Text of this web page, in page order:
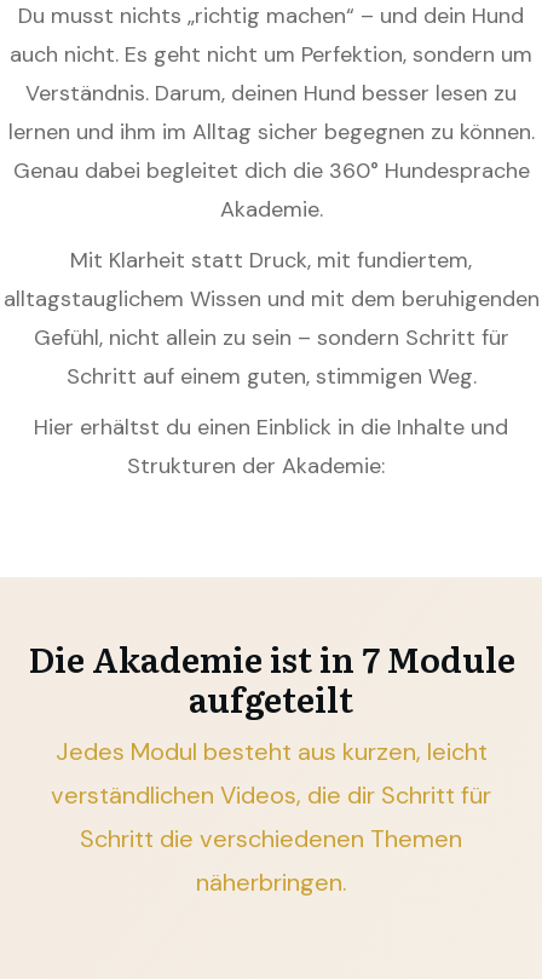
Du musst nichts „richtig machen“ – und dein Hund
auch nicht. Es geht nicht um Perfektion, sondern um
Verständnis. Darum, deinen Hund besser lesen zu
lernen und ihm im Alltag sicher begegnen zu können.
Genau dabei begleitet dich die 360° Hundesprache
Akademie.
Mit Klarheit statt Druck, mit fundiertem,
alltagstauglichem Wissen und mit dem beruhigenden
Gefühl, nicht allein zu sein – sondern Schritt für
Schritt auf einem guten, stimmigen Weg.
Hier erhältst du einen Einblick in die Inhalte und
Strukturen der Akademie:
Die Akademie ist in 7 Module
aufgeteilt
Jedes Modul besteht aus kurzen, leicht
verständlichen Videos, die dir Schritt für
Schritt die verschiedenen Themen
näherbringen.